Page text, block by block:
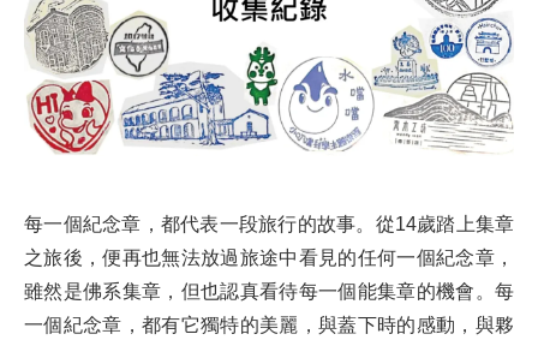
每一個紀念章，都代表一段旅行的故事。從14歲踏上集章
之旅後，便再也無法放過旅途中看見的任何一個紀念章，
雖然是佛系集章，但也認真看待每一個能集章的機會。每
一個紀念章，都有它獨特的美麗，與蓋下時的感動，與夥